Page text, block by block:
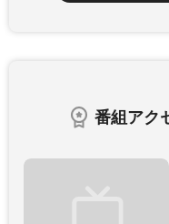
番組アク